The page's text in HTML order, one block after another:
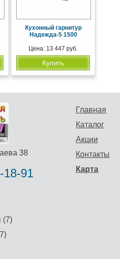
Кухонный гарнитур
Надежда-5 1500
Цена: 13 447 руб.
Купить
Главная
Каталог
Акции
Контакты
Карта
38
18-91
(7)